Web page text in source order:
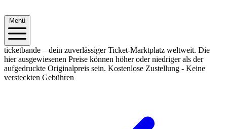
Menü
ticketbande – dein zuverlässiger Ticket-Marktplatz weltweit. Die
hier ausgewiesenen Preise können höher oder niedriger als der
aufgedruckte Originalpreis sein. Kostenlose Zustellung - Keine
versteckten Gebühren